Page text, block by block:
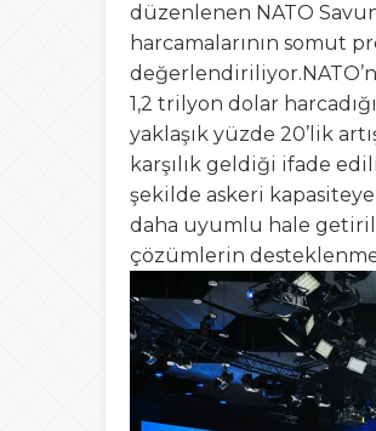
düzenlenen NATO
harcamalarının somut
1,2 trilyon dolar
yaklaşık yüzde 20’lik
karşılık geldiği ifade
şekilde askeri
daha uyumlu hale
çözümlerin